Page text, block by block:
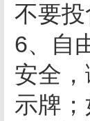
不要
6、自
安全
示牌